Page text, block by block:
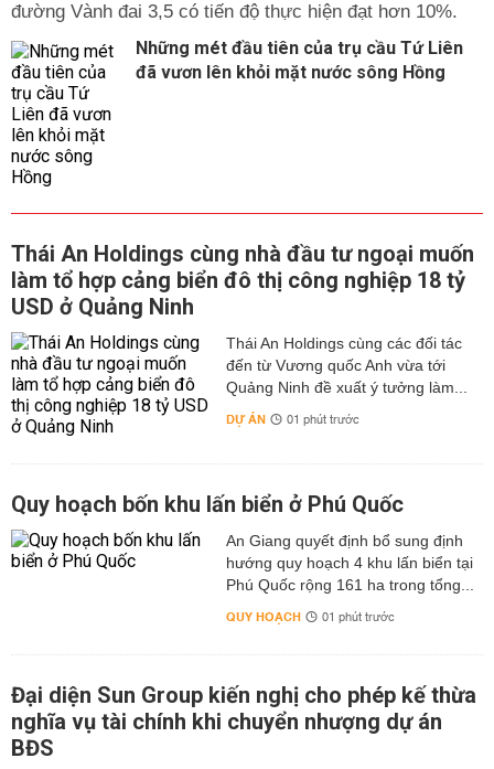
đường Vành đai 3,5 có tiến độ thực hiện đạt hơn 10%.
Những mét đầu tiên của trụ cầu Tứ Liên
đã vươn lên khỏi mặt nước sông Hồng
Thái An Holdings cùng nhà đầu tư ngoại muốn
làm tổ hợp cảng biển đô thị công nghiệp 18 tỷ
USD ở Quảng Ninh
Thái An Holdings cùng các đối tác
đến từ Vương quốc Anh vừa tới
Quảng Ninh đề xuất ý tưởng làm...
DỰ ÁN 01 phút trước
Quy hoạch bốn khu lấn biển ở Phú Quốc
An Giang quyết định bổ sung định
hướng quy hoạch 4 khu lấn biển tại
Phú Quốc rộng 161 ha trong tổng...
QUY HOẠCH 01 phút trước
Đại diện Sun Group kiến nghị cho phép kế thừa
nghĩa vụ tài chính khi chuyển nhượng dự án
BĐS